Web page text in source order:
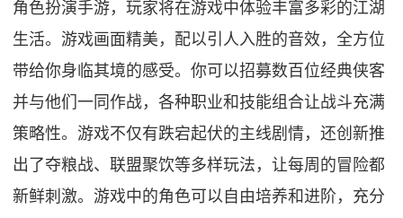
角色扮演手游，玩家将在游戏中体验丰富多彩的江湖
生活。游戏画面精美，配以引人入胜的音效，全方位
带给你身临其境的感受。你可以招募数百位经典侠客
并与他们一同作战，各种职业和技能组合让战斗充满
策略性。游戏不仅有跌宕起伏的主线剧情，还创新推
出了夺粮战、联盟聚饮等多样玩法，让每周的冒险都
新鲜刺激。游戏中的角色可以自由培养和进阶，充分